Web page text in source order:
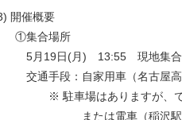
開催概要
①集合場所
5月19日(月) 13:55 現地集合
交通手段：自家用車（名古屋高
※ 駐車場はありますが、でき
または電車（稲沢駅）＋